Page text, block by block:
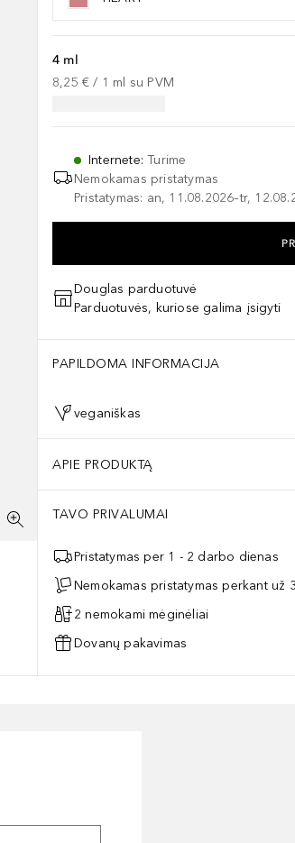
4 ml
8,25 € / 1 ml su PVM
Internete:Turime
Nemokamas pristatymas
Pristatymas: an, 11.08.2026–tr,
Douglas parduotuvė
Parduotuvės, kuriose galima įsigyti
PAPILDOMA INFORMACIJA
veganiškas
APIE PRODUKTĄ
TAVO PRIVALUMAI
Pristatymas per 1 - 2 darbo dienas
Nemokamas pristatymas perkant už
2 nemokami mėginėliai
Dovanų pakavimas